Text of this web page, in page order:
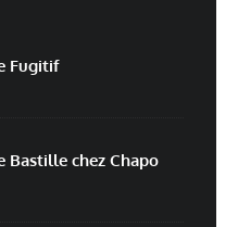
site dans le navigateur pour
Fugitif
Bastille chez Chapo